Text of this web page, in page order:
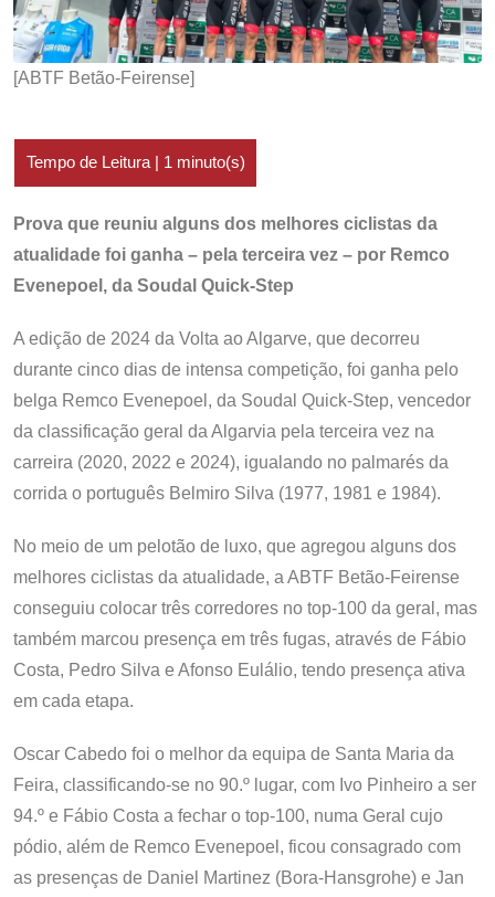
[ABTF Betão-Feirense]
Prova que reuniu alguns dos melhores ciclistas da
atualidade foi ganha – pela terceira vez – por Remco
Evenepoel, da Soudal Quick-Step
A edição de 2024 da Volta ao Algarve, que decorreu
durante cinco dias de intensa competição, foi ganha pelo
belga Remco Evenepoel, da Soudal Quick-Step, vencedor
da classificação geral da Algarvia pela terceira vez na
carreira (2020, 2022 e 2024), igualando no palmarés da
corrida o português Belmiro Silva (1977, 1981 e 1984).
No meio de um pelotão de luxo, que agregou alguns dos
melhores ciclistas da atualidade, a ABTF Betão-Feirense
conseguiu colocar três corredores no top-100 da geral, mas
também marcou presença em três fugas, através de Fábio
Costa, Pedro Silva e Afonso Eulálio, tendo presença ativa
em cada etapa.
Oscar Cabedo foi o melhor da equipa de Santa Maria da
Feira, classificando-se no 90.º lugar, com Ivo Pinheiro a ser
94.º e Fábio Costa a fechar o top-100, numa Geral cujo
pódio, além de Remco Evenepoel, ficou consagrado com
as presenças de Daniel Martinez (Bora-Hansgrohe) e Jan